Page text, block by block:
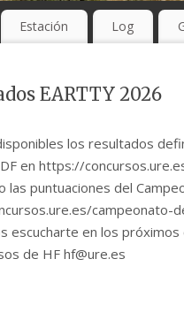
Estación Log
EARTTY 2026
los resultados
en https://
las puntuaciones del
campeonato-
escucharte en los próximos
de HF hf@ure.es